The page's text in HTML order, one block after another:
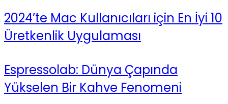
2024’te Mac Kullanıcıları için En İyi 10
Üretkenlik Uygulaması
Espressolab: Dünya Çapında
Yükselen Bir Kahve Fenomeni